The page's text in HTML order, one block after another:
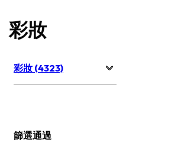
彩妝
彩妝 (4323)
篩選通過